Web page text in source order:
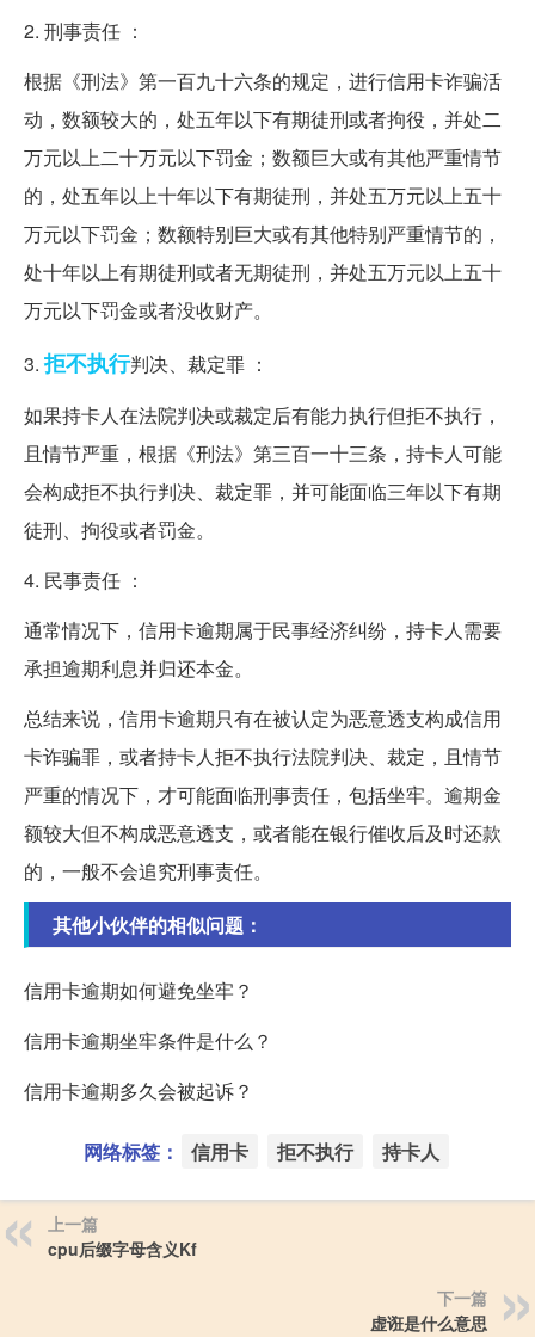
2. 刑事责任 ：
根据《刑法》第一百九十六条的规定，进行信用卡诈骗活
动，数额较大的，处五年以下有期徒刑或者拘役，并处二
万元以上二十万元以下罚金；数额巨大或有其他严重情节
的，处五年以上十年以下有期徒刑，并处五万元以上五十
万元以下罚金；数额特别巨大或有其他特别严重情节的，
处十年以上有期徒刑或者无期徒刑，并处五万元以上五十
万元以下罚金或者没收财产。
3.拒不执行判决、裁定罪 ：
如果持卡人在法院判决或裁定后有能力执行但拒不执行，
且情节严重，根据《刑法》第三百一十三条，持卡人可能
会构成拒不执行判决、裁定罪，并可能面临三年以下有期
徒刑、拘役或者罚金。
4. 民事责任 ：
通常情况下，信用卡逾期属于民事经济纠纷，持卡人需要
承担逾期利息并归还本金。
总结来说，信用卡逾期只有在被认定为恶意透支构成信用
卡诈骗罪，或者持卡人拒不执行法院判决、裁定，且情节
严重的情况下，才可能面临刑事责任，包括坐牢。逾期金
额较大但不构成恶意透支，或者能在银行催收后及时还款
的，一般不会追究刑事责任。
其他小伙伴的相似问题：
信用卡逾期如何避免坐牢？
信用卡逾期坐牢条件是什么？
信用卡逾期多久会被起诉？
网络标签： 信用卡 拒不执行 持卡人
上一篇
cpu后缀字母含义Kf
下一篇
虚诳是什么意思